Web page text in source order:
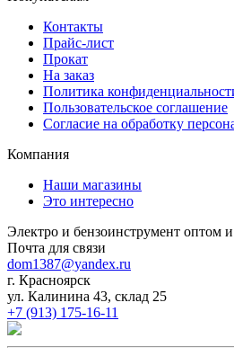
Контакты
Прайс-лист
Прокат
На заказ
Политика
Пользовательское соглашение
Согласие на обработку
Компания
Наши магазины
Это интересно
Электро и бензоинструмент оптом
Почта для связи
dom1387@yandex.ru
г. Красноярск
ул. Калинина 43, склад 25
+7 (913) 175-16-11